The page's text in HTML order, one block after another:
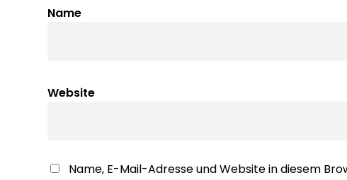
Name
Website
Name, E-Mail-Adresse und Website in diesem